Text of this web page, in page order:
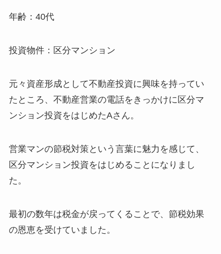
年齢：40代
投資物件：区分マンション
元々資産形成として不動産投資に興味を持ってい
たところ、不動産営業の電話をきっかけに区分マ
ンション投資をはじめたAさん。
営業マンの節税対策という言葉に魅力を感じて、
区分マンション投資をはじめることになりまし
た。
最初の数年は税金が戻ってくることで、節税効果
の恩恵を受けていました。